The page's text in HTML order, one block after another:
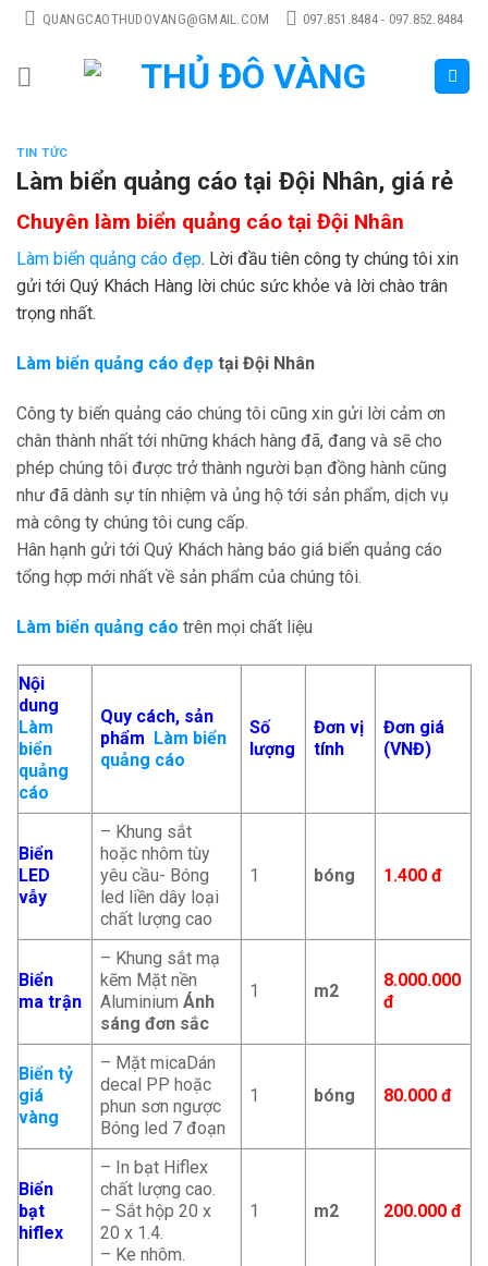
Skip
content
QUANGCAOTHUDOVANG@GMAIL.COM 097.851.8484 - 097.852.8484
TIN TỨC
Làm biển quảng cáo tại Đội Nhân, giá rẻ
Chuyên làm biển quảng cáo tại Đội Nhân
Làm biển quảng cáo đẹp. Lời đầu tiên công ty chúng tôi xin
gửi tới Quý Khách Hàng lời chúc sức khỏe và lời chào trân
trọng nhất.
Làm biển quảng cáo đẹp tại Đội Nhân
Công ty biển quảng cáo chúng tôi cũng xin gửi lời cảm ơn
chân thành nhất tới những khách hàng đã, đang và sẽ cho
phép chúng tôi được trở thành người bạn đồng hành cũng
như đã dành sự tín nhiệm và ủng hộ tới sản phẩm, dịch vụ
mà công ty chúng tôi cung cấp.
Hân hạnh gửi tới Quý Khách hàng báo giá biển quảng cáo
tổng hợp mới nhất về sản phẩm của chúng tôi.
Làm biển quảng cáo trên mọi chất liệu
Nội
dung
Làm
biển
quảng
cáo
Quy cách, sản
phẩm Làm biển
quảng cáo
Số
lượng
Đơn vị
tính
Đơn giá
(VNĐ)
Biển
LED
vẫy
– Khung sắt
hoặc nhôm tùy
yêu cầu- Bóng
led liền dây loại
chất lượng cao
1 bóng 1.400 đ
Biển
ma trận
– Khung sắt mạ
kẽm Mặt nền
AluminiumÁnh
sáng đơn sắc
1 m2
8.000.000
đ
Biển tỷ
giá
vàng
– Mặt micaDán
decal PP hoặc
phun sơn ngược
Bóng led 7 đoạn
1 bóng 80.000 đ
Biển
bạt
hiflex
– In bạt Hiflex
chất lượng cao.
– Sắt hộp 20 x
20 x 1.4.
– Ke nhôm.
1 m2 200.000 đ